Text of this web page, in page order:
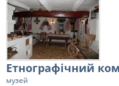
Етнографічний
музей